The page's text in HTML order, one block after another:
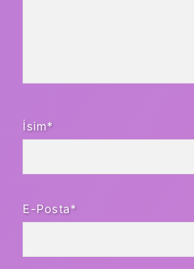
İsim*
E-Posta*